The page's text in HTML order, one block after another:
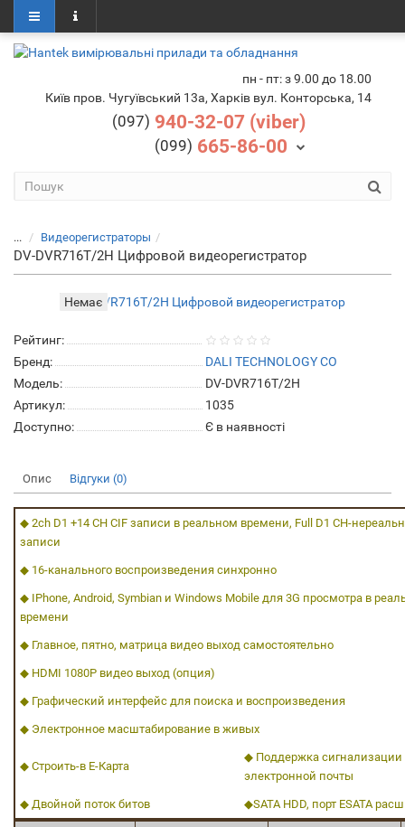
пн - пт: з 9.00 до 18.00
Київ пров. Чугуївський 13а, Харків вул. Конторська, 14
(097) 940-32-07 (viber)
(099) 665-86-00
... Видеорегистраторы
DV-DVR716T/2H Цифровой видеорегистратор
Немає
Рейтинг:
Бренд:
DALI TECHNOLOGY CO
Модель:
DV-DVR716T/2H
Артикул:
1035
Доступно:
Є в наявності
Опис Відгуки (0)
◆ 2ch D1 +14 CH CIF записи в реальном времени, Full D1 CH-
записи
◆ 16-канального воспроизведения синхронно
◆ IPhone, Android, Symbian и Windows Mobile для 3G просмотра в
времени
◆ Главное, пятно, матрица видео выход самостоятельно
◆ HDMI 1080P видео выход (опция)
◆ Графический интерфейс для поиска и воспроизведения
◆ Электронное масштабирование в живых
◆ Строить-в E-Карта
◆ Поддержка
электронной почты
◆ Двойной поток битов ◆SATA HDD, порт ESATA